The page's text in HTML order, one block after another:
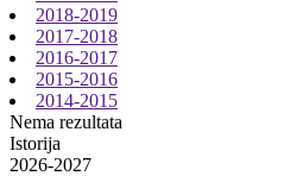
2018-2019
2017-2018
2016-2017
2015-2016
2014-2015
Nema rezultata
Istorija
2026-2027